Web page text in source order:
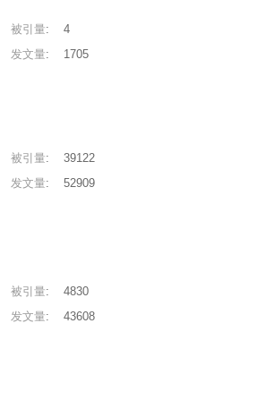
被引量:
4
发文量: 1705
被引量:
39122
发文量: 52909
被引量:
4830
发文量: 43608